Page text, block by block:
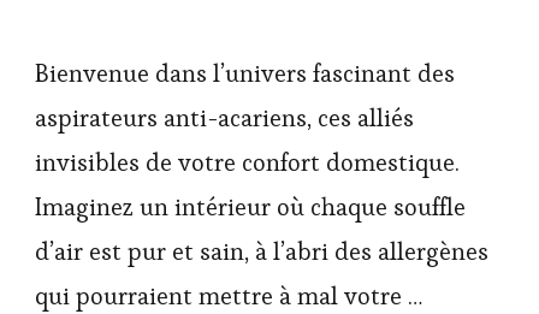
Bienvenue dans l’univers fascinant des
aspirateurs anti-acariens, ces alliés
invisibles de votre confort domestique.
Imaginez un intérieur où chaque souffle
d’air est pur et sain, à l’abri des allergènes
qui pourraient mettre à mal votre …